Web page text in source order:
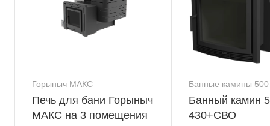
Горыныч МАКС
Печь для бани Горыныч
МАКС на 3 помещения
Банные камины 500
Банный камин
430+СВО